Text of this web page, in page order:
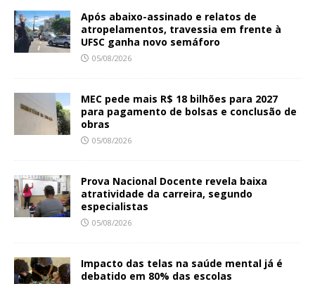
Após abaixo-assinado e relatos de
atropelamentos, travessia em frente à
UFSC ganha novo semáforo
05/08/2026
MEC pede mais R$ 18 bilhões para 2027
para pagamento de bolsas e conclusão de
obras
05/08/2026
Prova Nacional Docente revela baixa
atratividade da carreira, segundo
especialistas
05/08/2026
Impacto das telas na saúde mental já é
debatido em 80% das escolas